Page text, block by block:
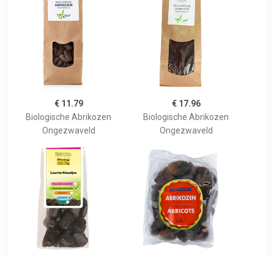
€ 11.79
Biologische Abrikozen
Ongezwaveld
€ 17.96
Biologische Abrikozen
Ongezwaveld